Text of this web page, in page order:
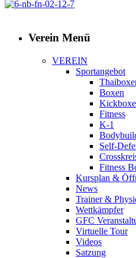
Verein Menü
VEREIN
Sportangebot
Boxen
Fitness
K-1
Self-
Fitness
Kursplan &
News
Trainer &
Wettkämpfer
GFC
Virtuelle Tour
Videos
Satzung